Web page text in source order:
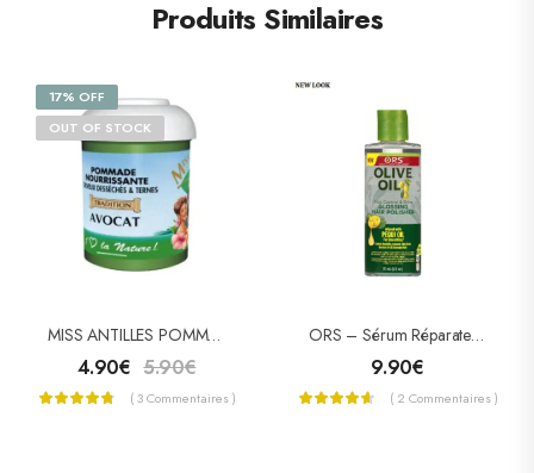
Produits Similaires
17% OFF
OUT OF STOCK
MISS ANTILLES POMMADE CAPILLAIRE À L’AVOCAT 125ML
4.90€ 5.90€
( 3 Commentaires )
ORS – Sérum Réparateur À L’huile D’olive
9.90€
( 2 Commentaires )